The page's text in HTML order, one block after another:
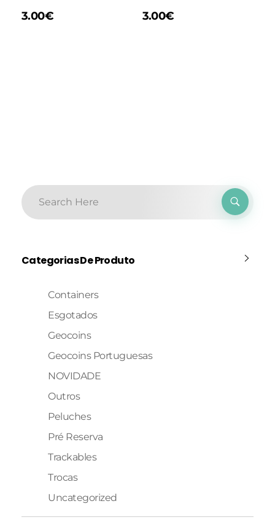
3.00€ 3.00€
Categorias De Produto
Containers
Esgotados
Geocoins
Geocoins Portuguesas
NOVIDADE
Outros
Peluches
Pré Reserva
Trackables
Trocas
Uncategorized